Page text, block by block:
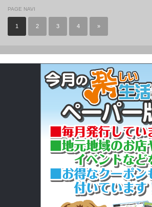
PAGE NAVI
1 2 3 4 »